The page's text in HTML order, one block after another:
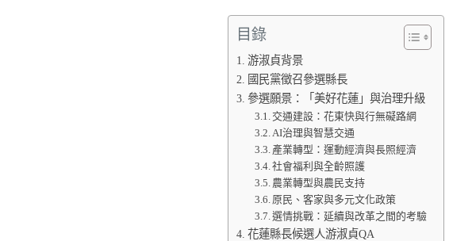
目錄
游淑貞背景
國民黨徵召參選縣長
參選願景：「美好花蓮」與治理升級
交通建設：花東快與行無礙路網
AI治理與智慧交通
產業轉型：運動經濟與長照經濟
社會福利與全齡照護
農業轉型與農民支持
原民、客家與多元文化政策
選情挑戰：延續與改革之間的考驗
花蓮縣長候選人游淑貞QA